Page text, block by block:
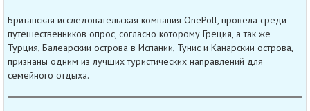
Британская исследовательская компания OnePoll, провела среди
путешественников опрос, согласно которому Греция, а так же
Турция, Балеарскии острова в Испании, Тунис и Канарскии острова,
признаны одним из лучших туристических направлений для
семейного отдыха.